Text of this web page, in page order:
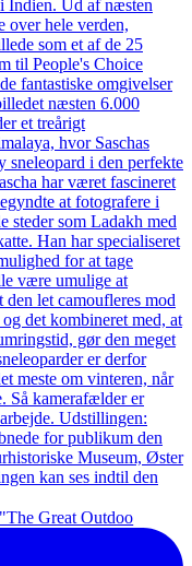
Great Outdoo